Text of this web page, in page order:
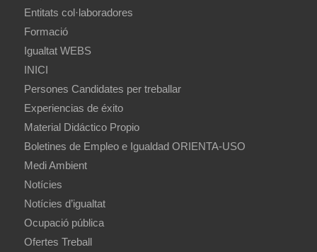
Entitats col·laboradores
Formació
Igualtat WEBS
INICI
Persones Candidates per treballar
Experiencias de éxito
Material Didáctico Propio
Boletines de Empleo e Igualdad ORIENTA-USO
Medi Ambient
Notícies
Notícies d’igualtat
Ocupació pública
Ofertes Treball